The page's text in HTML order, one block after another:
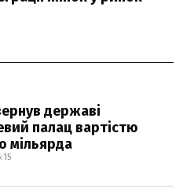
державі
палац вартістю
мільярда